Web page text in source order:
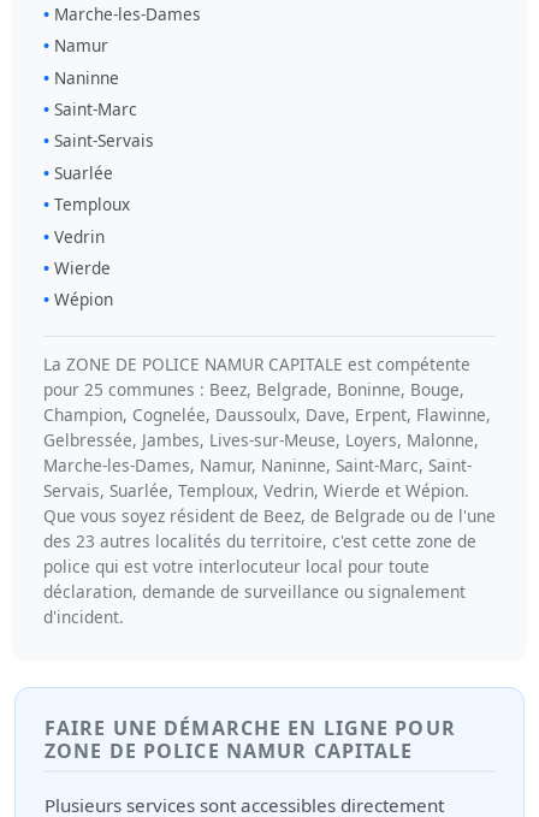
Marche-les-Dames
Namur
Naninne
Saint-Marc
Saint-Servais
Suarlée
Temploux
Vedrin
Wierde
Wépion
La ZONE DE POLICE NAMUR CAPITALE est compétente
pour 25 communes : Beez, Belgrade, Boninne, Bouge,
Champion, Cognelée, Daussoulx, Dave, Erpent, Flawinne,
Gelbressée, Jambes, Lives-sur-Meuse, Loyers, Malonne,
Marche-les-Dames, Namur, Naninne, Saint-Marc, Saint-
Servais, Suarlée, Temploux, Vedrin, Wierde et Wépion.
Que vous soyez résident de Beez, de Belgrade ou de l'une
des 23 autres localités du territoire, c'est cette zone de
police qui est votre interlocuteur local pour toute
déclaration, demande de surveillance ou signalement
d'incident.
FAIRE UNE DÉMARCHE EN LIGNE POUR
ZONE DE POLICE NAMUR CAPITALE
Plusieurs services sont accessibles directement